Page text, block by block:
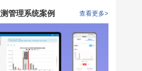
管理系统案例 查看更多>